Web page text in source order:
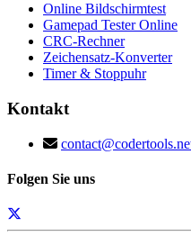
Online Bildschirmtest
Gamepad Tester Online
CRC-Rechner
Zeichensatz-Konverter
Timer & Stoppuhr
Kontakt
Folgen Sie uns